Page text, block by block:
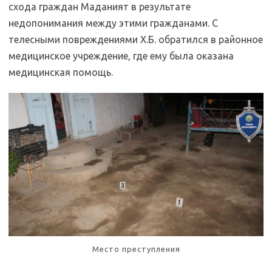
схода граждан Маданият в результате
недопонимания между этими гражданами. С
телесными повреждениями Х.Б. обратился в районное
медицинское учреждение, где ему была оказана
медицинская помощь.
Место преступления